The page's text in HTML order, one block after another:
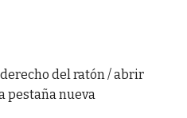
del ratón / abrir
pestaña nueva